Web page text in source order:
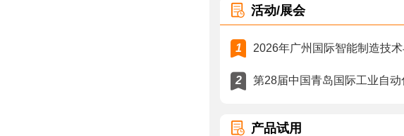
活动/展会
1 2026年广州国际智能制造技
2 第28届中国青岛国际工业自
产品试用